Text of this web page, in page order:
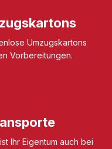
Umzugskartons
Vorbereitungen.
Ihr Eigentum auch bei